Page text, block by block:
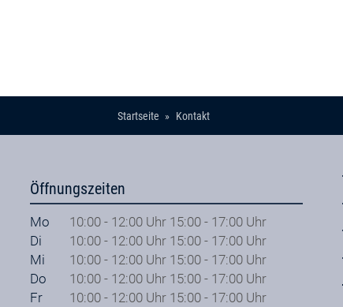
Startseite Kontakt
Öffnungszeiten
Mo
10:00 - 12:00 Uhr 15:00 - 17:00 Uhr
Di
10:00 - 12:00 Uhr 15:00 - 17:00 Uhr
Mi
10:00 - 12:00 Uhr 15:00 - 17:00 Uhr
Do
10:00 - 12:00 Uhr 15:00 - 17:00 Uhr
Fr
10:00 - 12:00 Uhr 15:00 - 17:00 Uhr